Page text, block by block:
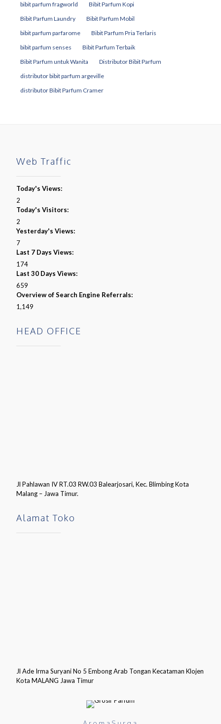
bibit parfum fragworld
Bibit Parfum Kopi
Bibit Parfum Laundry
Bibit Parfum Mobil
bibit parfum parfarome
Bibit Parfum Pria Terlaris
bibit parfum senses
Bibit Parfum Terbaik
Bibit Parfum untuk Wanita
Distributor Bibit Parfum
distributor bibit parfum argeville
distributor Bibit Parfum Cramer
Web Traffic
Today's Views:
2
Today's Visitors:
2
Yesterday's Views:
7
Last 7 Days Views:
174
Last 30 Days Views:
659
Overview of Search Engine Referrals:
1,149
HEAD OFFICE
Jl Pahlawan IV RT.03 RW.03 Balearjosari, Kec. Blimbing Kota
Malang – Jawa Timur.
Alamat Toko
Jl Ade Irma Suryani No 5 Embong Arab Tongan Kecataman Klojen
Kota MALANG Jawa Timur